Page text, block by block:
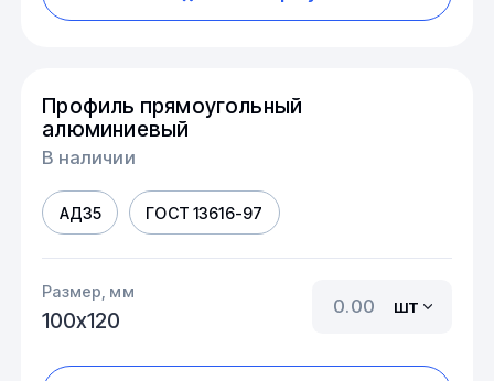
Профиль прямоугольный
алюминиевый
В наличии
АД35 ГОСТ 13616-97
Размер, мм
100х120
шт